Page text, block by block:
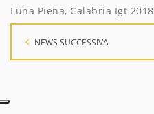
Luna Piena, Calabria Igt 2018
NEWS SUCCESSIVA